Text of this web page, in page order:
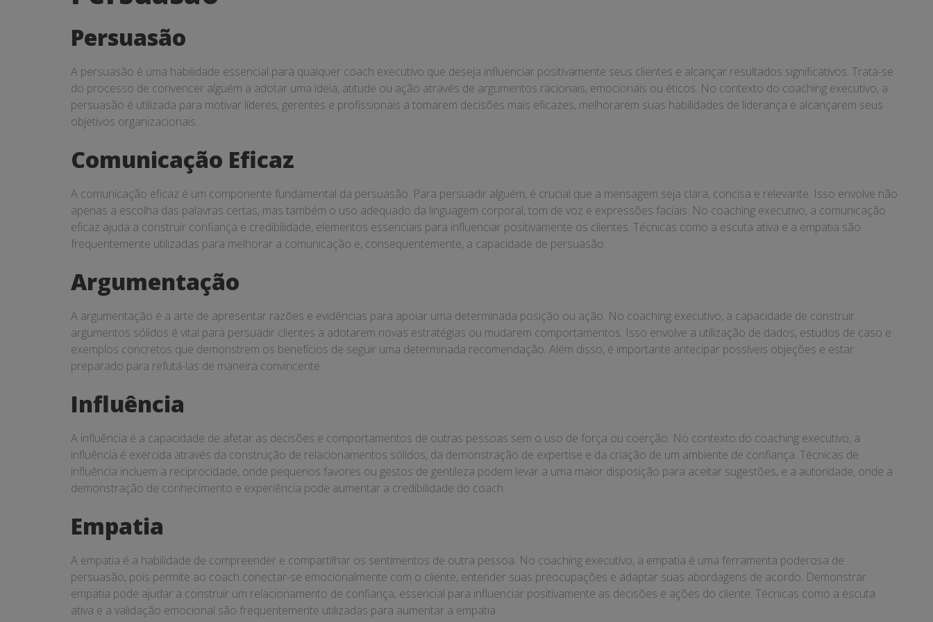
Persuasão
A persuasão é uma habilidade essencial para qualquer coach executivo que deseja influenciar positivamente seus clientes e alcançar resultados significativos. Trata-se
do processo de convencer alguém a adotar uma ideia, atitude ou ação através de argumentos racionais, emocionais ou éticos. No contexto do coaching executivo, a
persuasão é utilizada para motivar líderes, gerentes e profissionais a tomarem decisões mais eficazes, melhorarem suas habilidades de liderança e alcançarem seus
objetivos organizacionais.
Comunicação Eficaz
A comunicação eficaz é um componente fundamental da persuasão. Para persuadir alguém, é crucial que a mensagem seja clara, concisa e relevante. Isso envolve não
apenas a escolha das palavras certas, mas também o uso adequado da linguagem corporal, tom de voz e expressões faciais. No coaching executivo, a comunicação
eficaz ajuda a construir confiança e credibilidade, elementos essenciais para influenciar positivamente os clientes. Técnicas como a escuta ativa e a empatia são
frequentemente utilizadas para melhorar a comunicação e, consequentemente, a capacidade de persuasão.
Argumentação
A argumentação é a arte de apresentar razões e evidências para apoiar uma determinada posição ou ação. No coaching executivo, a capacidade de construir
argumentos sólidos é vital para persuadir clientes a adotarem novas estratégias ou mudarem comportamentos. Isso envolve a utilização de dados, estudos de caso e
exemplos concretos que demonstrem os benefícios de seguir uma determinada recomendação. Além disso, é importante antecipar possíveis objeções e estar
preparado para refutá-las de maneira convincente.
Influência
A influência é a capacidade de afetar as decisões e comportamentos de outras pessoas sem o uso de força ou coerção. No contexto do coaching executivo, a
influência é exercida através da construção de relacionamentos sólidos, da demonstração de expertise e da criação de um ambiente de confiança. Técnicas de
influência incluem a reciprocidade, onde pequenos favores ou gestos de gentileza podem levar a uma maior disposição para aceitar sugestões, e a autoridade, onde a
demonstração de conhecimento e experiência pode aumentar a credibilidade do coach.
Empatia
A empatia é a habilidade de compreender e compartilhar os sentimentos de outra pessoa. No coaching executivo, a empatia é uma ferramenta poderosa de
persuasão, pois permite ao coach conectar-se emocionalmente com o cliente, entender suas preocupações e adaptar suas abordagens de acordo. Demonstrar
empatia pode ajudar a construir um relacionamento de confiança, essencial para influenciar positivamente as decisões e ações do cliente. Técnicas como a escuta
ativa e a validação emocional são frequentemente utilizadas para aumentar a empatia.